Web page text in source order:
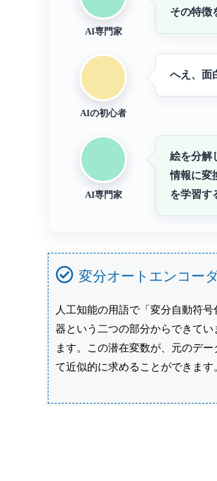
AI専門家
その特徴
AIの初心者
へえ、面
AI専門家
絵を分解
情報に変
を学習す
変分オートエンコーダ
人工知能の用語で「変分自動符
器という二つの部分からできて
ます。この潜在変数が、元のデ
て近似的に求めることができます